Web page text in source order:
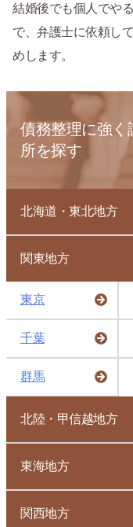
結婚後でも個人でや
で、弁護士に依頼し
めします。
債務整理に強く
所を探す
北海道・東北地方
関東地方
東京
千葉
群馬
北陸・甲信越地方
東海地方
関西地方